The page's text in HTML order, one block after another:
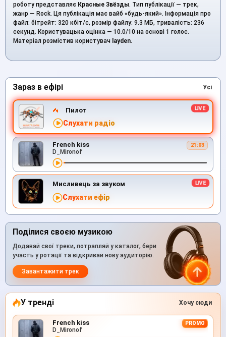
роботу представляє Красные Звёзды. Тип публікації — трек,
жанр — Rock. Ця публікація має вайб «будь-який». Інформація про
файл: бітрейт: 320 кбіт/с, розмір файлу: 9.3 МБ, тривалість: 236
секунд. Користувацька оцінка — 10.0/10 на основі 1 голос.
Матеріал розмістив користувач layden.
Зараз в ефірі Усі
Пилот
Слухати радіо
French kiss 21:03
D_Mironof
Мисливець за звуком
Слухати ефір
Поділися своєю музикою
Додавай свої треки, потрапляй у каталог, бери
участь у ротації та відкривай нову аудиторію.
Завантажити трек
У тренді Хочу сюди
French kiss PROMO
D_Mironof